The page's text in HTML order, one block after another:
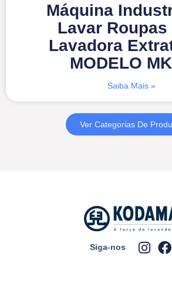
Máquina
Lavar Roupas
Lavadora
MODELO
Saiba Mais »
Ver Categorias De
Siga-nos